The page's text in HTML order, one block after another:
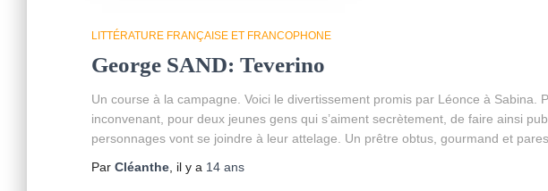
LITTÉRATURE FRANÇAISE ET FRANCOPHONE
George SAND: Teverino
Un course à la campagne. Voici le divertissement promis par Léonce à Sabina.
inconvenant, pour deux jeunes gens qui s’aiment secrètement, de faire ainsi
personnages vont se joindre à leur attelage. Un prêtre obtus, gourmand et
Par Cléanthe , il y a 14 ans